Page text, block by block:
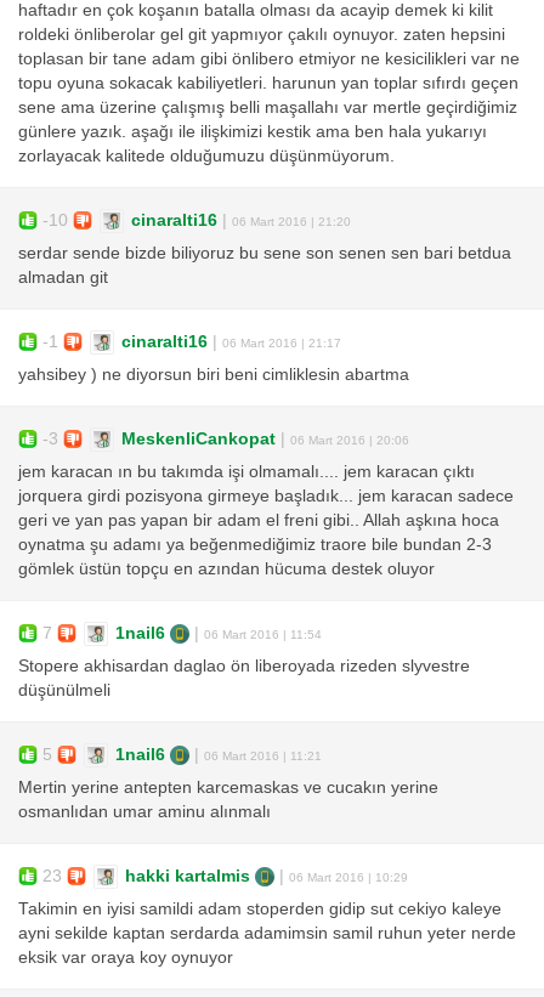
haftadır en çok koşanın batalla olması da acayip demek ki kilit
roldeki önliberolar gel git yapmıyor çakılı oynuyor. zaten hepsini
toplasan bir tane adam gibi önlibero etmiyor ne kesicilikleri var ne
topu oyuna sokacak kabiliyetleri. harunun yan toplar sıfırdı geçen
sene ama üzerine çalışmış belli maşallahı var mertle geçirdiğimiz
günlere yazık. aşağı ile ilişkimizi kestik ama ben hala yukarıyı
zorlayacak kalitede olduğumuzu düşünmüyorum.
-10 cinaralti16 06 Mart 2016 | 21:20
serdar sende bizde biliyoruz bu sene son senen sen bari betdua
almadan git
-1 cinaralti16 06 Mart 2016 | 21:17
yahsibey ) ne diyorsun biri beni cimliklesin abartma
-3 MeskenliCankopat 06 Mart 2016 | 20:06
jem karacan ın bu takımda işi olmamalı.... jem karacan çıktı
jorquera girdi pozisyona girmeye başladık... jem karacan sadece
geri ve yan pas yapan bir adam el freni gibi.. Allah aşkına hoca
oynatma şu adamı ya beğenmediğimiz traore bile bundan 2-3
gömlek üstün topçu en azından hücuma destek oluyor
7 1nail6 06 Mart 2016 | 11:54
Stopere akhisardan daglao ön liberoyada rizeden slyvestre
düşünülmeli
5 1nail6 06 Mart 2016 | 11:21
Mertin yerine antepten karcemaskas ve cucakın yerine
osmanlıdan umar aminu alınmalı
23 hakki kartalmis 06 Mart 2016 | 10:29
Takimin en iyisi samildi adam stoperden gidip sut cekiyo kaleye
ayni sekilde kaptan serdarda adamimsin samil ruhun yeter nerde
eksik var oraya koy oynuyor